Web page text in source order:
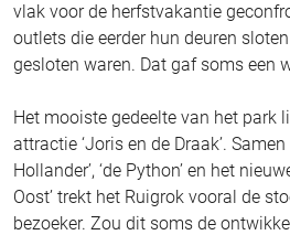
vlak voor de herfstvakantie
outlets die eerder hun deuren
gesloten waren. Dat gaf soms een
Het mooiste gedeelte van het park
attractie ‘Joris en de Draak’.
Hollander’, ‘de Python’ en het
Oost’ trekt het Ruigrok vooral de
bezoeker. Zou dit soms de